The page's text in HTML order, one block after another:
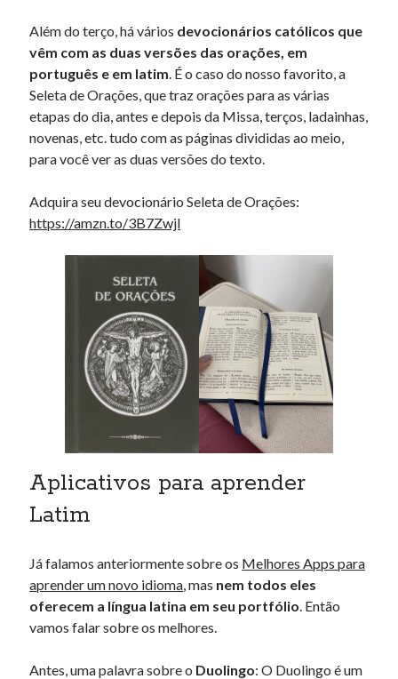
Além do terço, há vários devocionários católicos que
vêm com as duas versões das orações, em
português e em latim. É o caso do nosso favorito, a
Seleta de Orações, que traz orações para as várias
etapas do dia, antes e depois da Missa, terços, ladainhas,
novenas, etc. tudo com as páginas divididas ao meio,
para você ver as duas versões do texto.
Adquira seu devocionário Seleta de Orações:
https://amzn.to/3B7Zwjl
Aplicativos para aprender
Latim
Já falamos anteriormente sobre os Melhores Apps para
aprender um novo idioma, mas nem todos eles
oferecem a língua latina em seu portfólio. Então
vamos falar sobre os melhores.
Antes, uma palavra sobre o Duolingo: O Duolingo é um